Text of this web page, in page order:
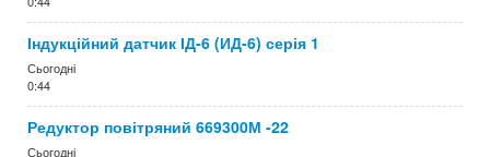
Індукційний датчик ІД-6 (ИД-6) серія 1
Сьогодні
0:44
Редуктор повітряний 669300М -22
Сьогодні